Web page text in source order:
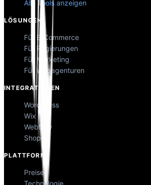
Alle Tools anzeigen
LÖSUNGEN
Für E-Commerce
Für Regierungen
Für Marketing
Für Webagenturen
INTEGRATIONEN
WordPress
Wix
Webflow
Shopify
PLATTFORM
Preise
Technologie